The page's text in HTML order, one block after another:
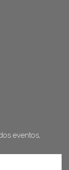
eventos,